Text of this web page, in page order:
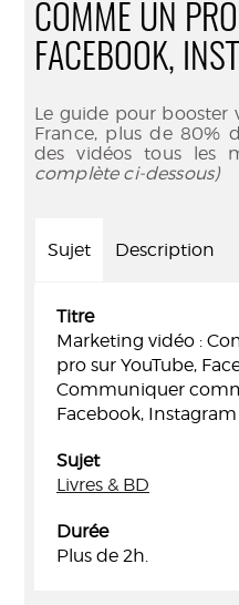
COMME UN
FACEBOOK,
Le guide pour booster
France, plus de 80%
des vidéos tous les
complète ci-dessous)
Sujet Description
Titre
Marketing vidéo :
pro sur YouTube,
Communiquer
Facebook, Instagram
Sujet
Livres & BD
Durée
Plus de 2h.